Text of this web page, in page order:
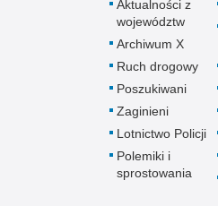
Aktualności z
województw
Archiwum X
Ruch drogowy
Poszukiwani
Zaginieni
Lotnictwo Policji
Polemiki i
sprostowania